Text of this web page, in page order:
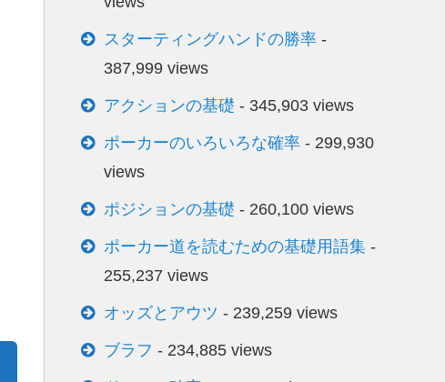
スターティングハンドの勝率 -
387,999 views
アクションの基礎 - 345,903 views
ポーカーのいろいろな確率 - 299,930
views
ポジションの基礎 - 260,100 views
ポーカー道を読むための基礎用語集 -
255,237 views
オッズとアウツ - 239,259 views
ブラフ - 234,885 views